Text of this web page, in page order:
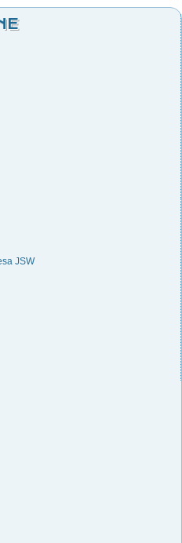
JSW